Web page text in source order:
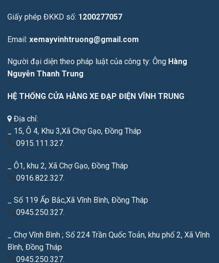
Giấy phép ĐKKD số: 1200277057
Email: xemayvinhtruong@gmail.com
Người đại diện theo pháp luật của công ty: Ông Hàng
Nguyễn Thanh Trung
HỆ THỐNG CỬA HÀNG XE ĐẠP ĐIỆN VĨNH TRUNG
Địa chỉ:
_ 15, Ô 4, Khu 3,Xã Chợ Gạo, Đồng Tháp
0915.111.327.
_ Ô1, khu 2, Xã Chợ Gạo, Đồng Tháp
0916.822.327.
_ Số 119 Ấp Bắc,Xã Vĩnh Bình, Đồng Tháp
0945.250.327.
_ Chợ Vĩnh Bình ; Số 224 Trần Quốc Toản, khu phố 2, Xã Vĩnh
Bình, Đồng Tháp
0945.250.327.